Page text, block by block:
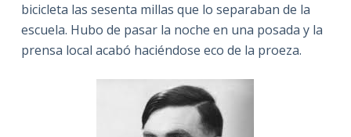
bicicleta las sesenta millas que lo separaban de la
escuela. Hubo de pasar la noche en una posada y la
prensa local acabó haciéndose eco de la proeza.